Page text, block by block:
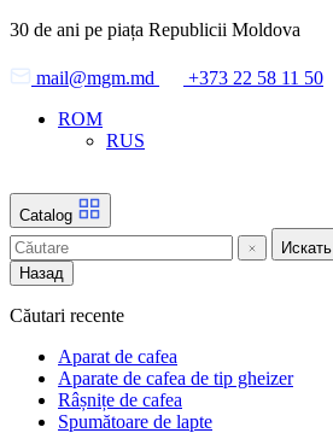
Skip
the
content
30 de ani pe piața Republicii Moldova
mail@mgm.md
+373 22 58 11 50
ROM
RUS
Catalog
Искать
Назад
Căutari recente
Aparat de cafea
Aparate de cafea de tip gheizer
Râșnițe de cafea
Spumătoare de lapte